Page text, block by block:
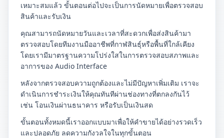
เหมาะสมแล้ว ขั้นตอนต่อไปจะเป็นการนัดหมายเพื่อตรวจสอบ
สินค้าและรับเงิน
คุณสามารถนัดหมายวันและเวลาที่สะดวกเพื่อส่งสินค้ามา
ตรวจสอบโดยทีมงานมืออาชีพที่กาฬสินธุ์หรือพื้นที่ใกล้เคียง
โดยเรามีมาตรฐานความโปร่งใสในการตรวจสอบสภาพและ
อาการของ Audio Interface
หลังจากตรวจสอบความถูกต้องและไม่มีปัญหาเพิ่มเติม เราจะ
ดำเนินการชำระเงินให้คุณทันทีผ่านช่องทางที่ตกลงกันไว้
เช่น โอนเงินผ่านธนาคาร หรือรับเป็นเงินสด
ขั้นตอนทั้งหมดนี้เราออกแบบมาเพื่อให้คำขายได้อย่างรวดเร็ว
และปลอดภัย ลดความกังวลใจในทุกขั้นตอน